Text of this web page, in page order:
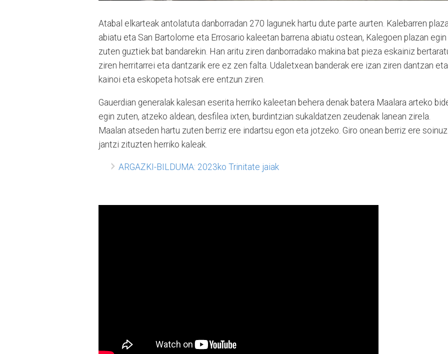
Atabal elkarteak antolatuta danborradan 270 lagunek hartu dute parte aurten. Kalebarren
abiatu eta San Bartolome eta Errosario kaleetan barrena abiatu ostean, Kalegoen plazan egin
zuten guztiek bat bandarekin. Han aritu ziren danborradako makina bat pieza eskainiz
ziren herritarrei eta dantzarik ere ez zen falta. Udaletxean banderak ere izan ziren dantzan eta
kainoi eta eskopeta hotsak ere entzun ziren.
Gauerdian generalak kalesan eserita herriko kaleetan behera denak batera Maalara arteko
egin zuten, atzeko aldean, desfilea ixten, burdintzian sukaldatzen zeudenak lanean zirela.
Maalan atseden hartu zuten berriz ere indartsu egon eta jotzeko. Giro onean berriz ere soinuz
jantzi zituzten herriko kaleak.
ARGAZKI-BILDUMA: 2023ko Trinitate jaiak